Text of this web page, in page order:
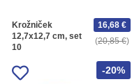
Krožniček
12,7x12,7 cm, set
10
20,85 €
16,68 €
-20%